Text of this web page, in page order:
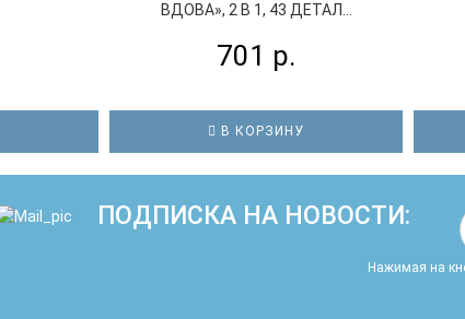
ВДОВА», 2 В 1, 43 ДЕТАЛ...
701 р.
В КОРЗИНУ
ПОДПИСКА НА НОВОСТИ:
Нажимая на